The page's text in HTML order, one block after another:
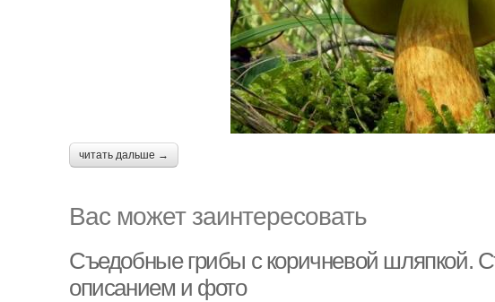
читать дальше →
Вас может заинтересовать
Съедобные грибы с коричневой шляпкой.
описанием и фото